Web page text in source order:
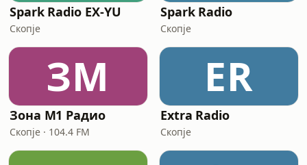
Spark Radio EX-YU
Скопје
Spark Radio
Скопје
ЗМ
Зона М1 Радио
Скопје · 104.4 FM
ER
Extra Radio
Скопје